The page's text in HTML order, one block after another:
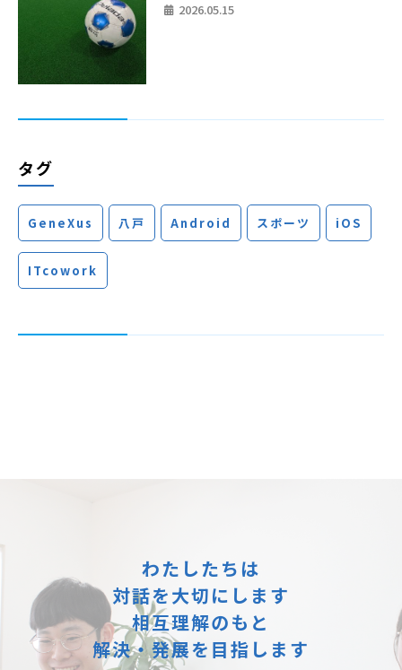
2026.05.15
タグ
GeneXus 八戸 Android スポーツ iOS
ITcowork
わたしたちは
対話を大切にします
相互理解のもと
解決・発展を目指します